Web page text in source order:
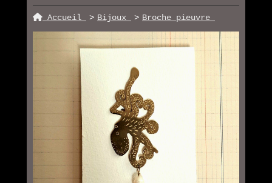
Accueil Bijoux Broche pieuvre